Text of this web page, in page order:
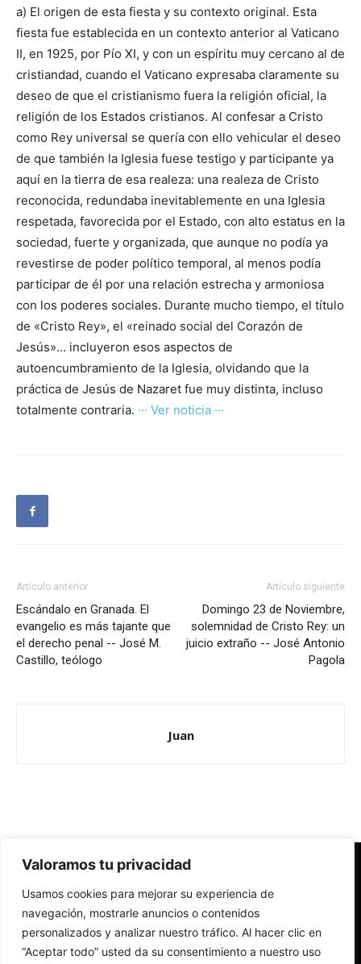
Valoramos tu privacidad
Usamos cookies para mejorar su experiencia de
navegación, mostrarle anuncios o contenidos
personalizados y analizar nuestro tráfico. Al hacer clic en
“Aceptar todo” usted da su consentimiento a nuestro uso
a) El origen de esta fiesta y su contexto original. Esta
fiesta fue establecida en un contexto anterior al Vaticano
II, en 1925, por Pío XI, y con un espíritu muy cercano al de
cristiandad, cuando el Vaticano expresaba claramente su
deseo de que el cristianismo fuera la religión oficial, la
religión de los Estados cristianos. Al confesar a Cristo
como Rey universal se quería con ello vehicular el deseo
de que también la Iglesia fuese testigo y participante ya
aquí en la tierra de esa realeza: una realeza de Cristo
reconocida, redundaba inevitablemente en una Iglesia
respetada, favorecida por el Estado, con alto estatus en la
sociedad, fuerte y organizada, que aunque no podía ya
revestirse de poder político temporal, al menos podía
participar de él por una relación estrecha y armoniosa
con los poderes sociales. Durante mucho tiempo, el título
de «Cristo Rey», el «reinado social del Corazón de
Jesús»… incluyeron esos aspectos de
autoencumbramiento de la Iglesia, olvidando que la
práctica de Jesús de Nazaret fue muy distinta, incluso
totalmente contraria. ··· Ver noticia ···
Artículo anterior
Escándalo en Granada. El
evangelio es más tajante que
el derecho penal -- José M.
Castillo, teólogo
Artículo siguiente
Domingo 23 de Noviembre,
solemnidad de Cristo Rey: un
juicio extraño -- José Antonio
Pagola
Juan
Redes Cristianas
Una mirada alternativa sobre la Iglesia católica y la sociedad
- Colectivos de Redes Cristianas